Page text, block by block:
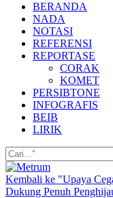
BERANDA
NADA
NOTASI
REFERENSI
REPORTASE
CORAK
KOMET
PERSIBTONE
INFOGRAFIS
BEIB
LIRIK
Kembali ke "Upaya
Dukung Penuh